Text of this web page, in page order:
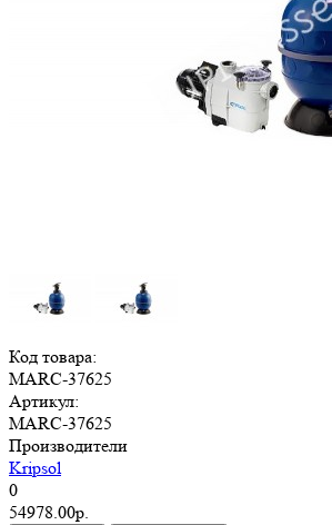
Код товара:
MARC-37625
Артикул:
MARC-37625
Производители
Kripsol
0
54978.00р.